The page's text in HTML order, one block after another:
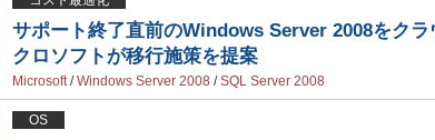
サポート終了直前のWindows Server 2008をクラ
クロソフトが移行施策を提案
Microsoft/Windows Server 2008 /SQL Server 2008
OS